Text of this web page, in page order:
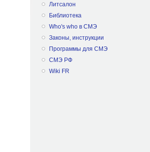
Литсалон
Библиотека
Who's who в СМЭ
Законы, инструкции
Программы для СМЭ
СМЭ РФ
Wiki FR